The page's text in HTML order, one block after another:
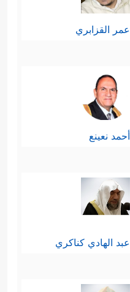
عمر القزابري
أحمد نعينع
عبد الهادي كناكري